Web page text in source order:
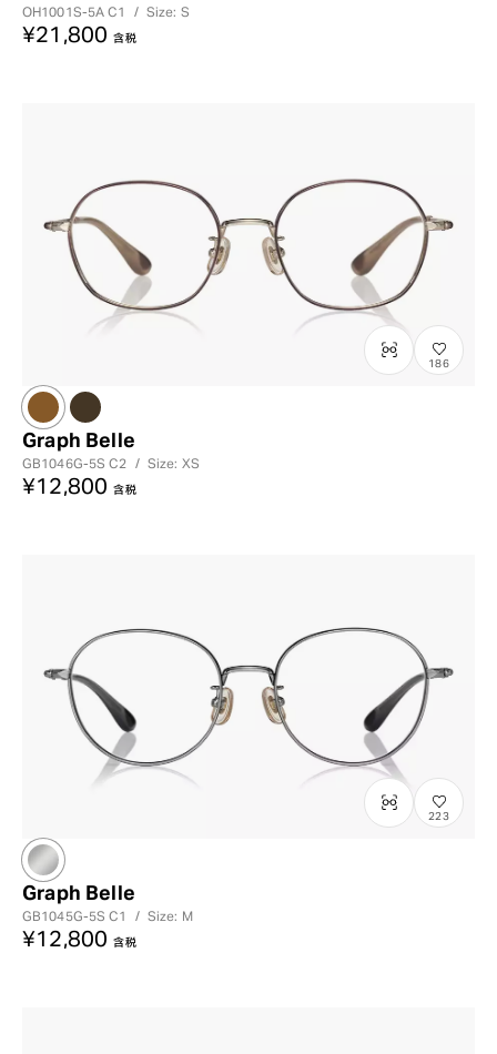
OH1001S-5AC1 / Size: S
¥21,800 含税
186
Graph Belle
GB1046G-5SC2 / Size: XS
¥12,800 含税
223
Graph Belle
GB1045G-5SC1 / Size: M
¥12,800 含税